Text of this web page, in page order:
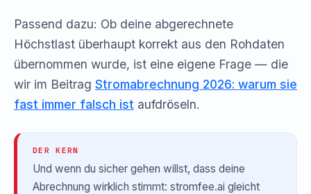
Passend dazu: Ob deine abgerechnete
Höchstlast überhaupt korrekt aus den Rohdaten
übernommen wurde, ist eine eigene Frage — die
wir im Beitrag Stromabrechnung 2026: warum sie
fast immer falsch ist aufdröseln.
DER KERN
Und wenn du sicher gehen willst, dass deine
Abrechnung wirklich stimmt: stromfee.ai gleicht